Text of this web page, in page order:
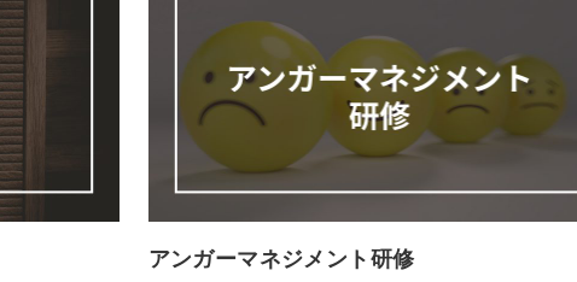
サービスの特徴
サービスの流れ
人事キャリアバンク
アンガーマネジメント研修